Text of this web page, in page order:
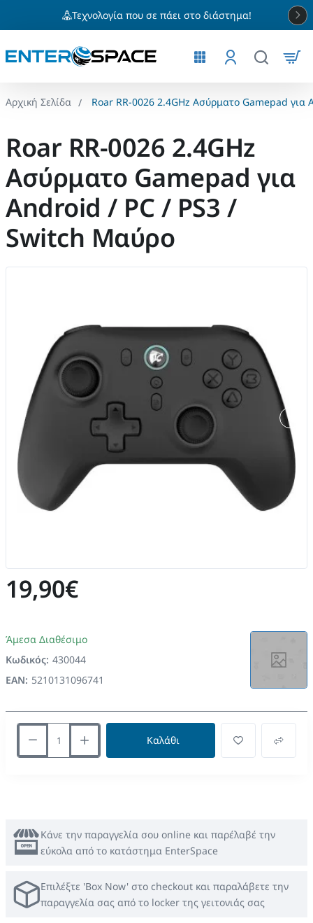
Τεχνολογία που σε πάει στο διάστημα!
Roar RR-0026 2.4GHz Ασύρματο Gamepad
Roar RR-0026 2.4GHz
Ασύρματο Gamepad για
Android / PC / PS3 /
Switch Μαύρο
Άμεσα Διαθέσιμο
Κωδικός: 430044
EAN: 5210131096741
19,90€
Καλάθι
Κάνε την παραγγελία σου online και παρέλαβέ την
εύκολα από το κατάστημα EnterSpace
Επιλέξτε 'Box Now' στο checkout και παραλάβετε την
παραγγελία σας από το locker της γειτονιάς σας